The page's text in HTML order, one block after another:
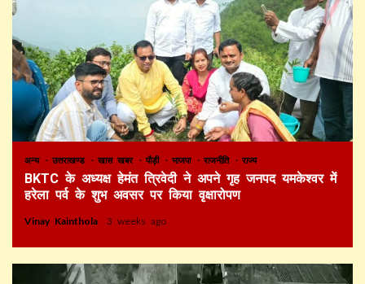
अन्य उत्तराखण्ड खास खबर पौड़ी भाजपा राजनीति राज्य
BKTC के अध्यक्ष हेमंत त्रिवेदी ने अपने गृह जनपद यमकेश्वर में
हरेला पर्व के शुभ अवसर पर किया वृक्षारोपण
Vinay Kainthola 3 weeks ago